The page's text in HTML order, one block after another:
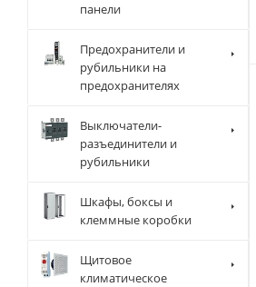
панели
Предохранители и
рубильники на
предохранителях
Выключатели-
разъединители и
рубильники
Шкафы, боксы и
клеммные коробки
Щитовое
климатическое